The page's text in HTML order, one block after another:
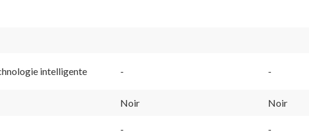
intelligente - -
Noir Noir
- -